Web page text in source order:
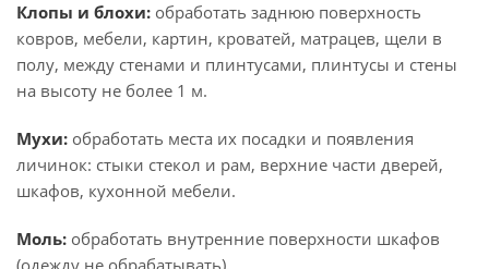
Клопы и блохи: обработать заднюю поверхность
ковров, мебели, картин, кроватей, матрацев, щели в
полу, между стенами и плинтусами, плинтусы и стены
на высоту не более 1 м.
Мухи: обработать места их посадки и появления
личинок: стыки стекол и рам, верхние части дверей,
шкафов, кухонной мебели.
Моль: обработать внутренние поверхности шкафов
(одежду не обрабатывать).